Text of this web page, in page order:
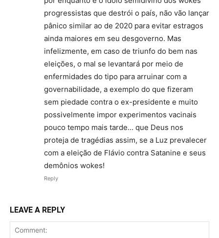
progressistas que destrói o país, não vão lançar
pânico similar ao de 2020 para evitar estragos
ainda maiores em seu desgoverno. Mas
infelizmente, em caso de triunfo do bem nas
eleições, o mal se levantará por meio de
enfermidades do tipo para arruinar com a
governabilidade, a exemplo do que fizeram
sem piedade contra o ex-presidente e muito
possivelmente impor experimentos vacinais
pouco tempo mais tarde… que Deus nos
proteja de tragédias assim, se a Luz prevalecer
com a eleição de Flávio contra Satanine e seus
demônios wokes!
Reply
LEAVE A REPLY